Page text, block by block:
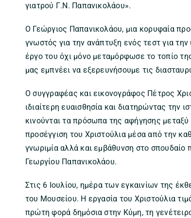
γιατρού Γ.Ν. Παπανικολάου».
Ο Γεώργιος Παπανικολάου, μια κορυφαία
γνωστός για την ανάπτυξη ενός τεστ για
έργο του όχι μόνο μεταμόρφωσε το τοπίο
μας εμπνέει να εξερευνήσουμε τις
Ο συγγραφέας και εικονογράφος Πέτρος
ιδιαίτερη ευαισθησία και διατηρώντας την
κινούνται τα πρόσωπα της αφήγησης
προσέγγιση του Χριστούλια μέσα από την
γνωριμία αλλά και εμβάθυνση στο
Γεωργίου Παπανικολάου.
Στις 6 Ιουλίου, ημέρα των εγκαινίων της
του Μουσείου. Η εργασία του Χριστούλια
πρώτη φορά δημόσια στην Κύμη, τη